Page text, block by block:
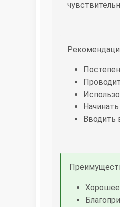
Вводить
Хорошее